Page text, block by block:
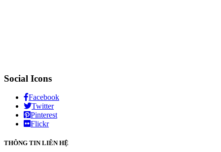
Social Icons
Facebook
Twitter
Pinterest
Flickr
THÔNG TIN LIÊN HỆ